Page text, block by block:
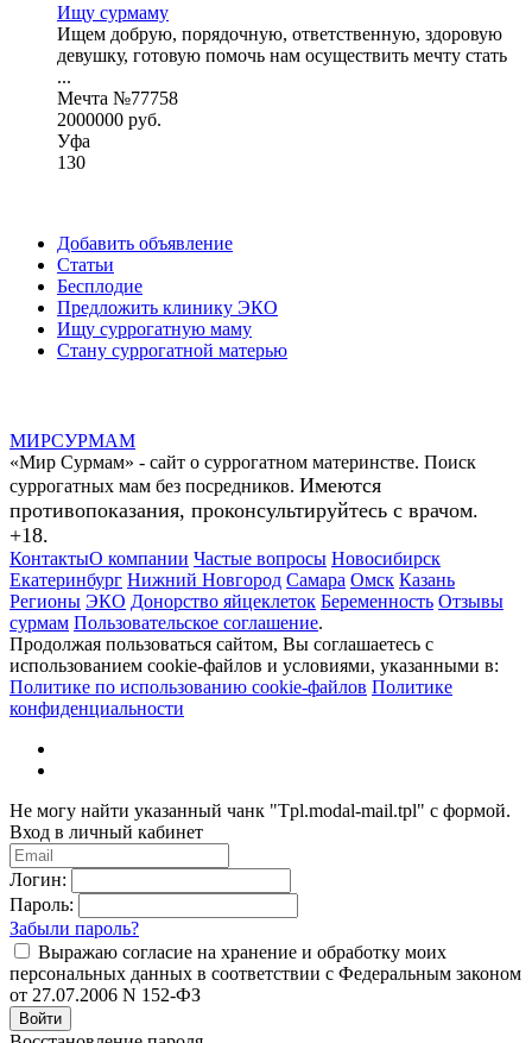
Ищу сурмаму
Ищем добрую, порядочную, ответственную, здоровую
девушку, готовую помочь нам осуществить мечту стать
...
Мечта №77758
2000000 руб.
Уфа
130
Добавить объявление
Статьи
Бесплодие
Предложить клинику ЭКО
Ищу суррогатную маму
Стану суррогатной матерью
МИРСУРМАМ
«Мир Сурмам» - сайт о суррогатном материнстве. Поиск
суррогатных мам без посредников. Имеются
противопоказания, проконсультируйтесь с врачом.
+18.
КонтактыО компании Частые вопросы Новосибирск
Екатеринбург Нижний Новгород Самара Омск Казань
Регионы ЭКО Донорство яйцеклеток Беременность Отзывы
сурмам Пользовательское соглашение.
Продолжая пользоваться сайтом, Вы соглашаетесь с
использованием cookie-файлов и условиями, указанными в:
Политике по использованию cookie-файлов Политике
конфиденциальности
Не могу найти указанный чанк "Tpl.modal-mail.tpl" с формой.
Вход в личный кабинет
Логин:
Пароль:
Забыли пароль?
Выражаю согласие на хранение и обработку моих
персональных данных в соответствии с Федеральным законом
от 27.07.2006 N 152-ФЗ
Войти